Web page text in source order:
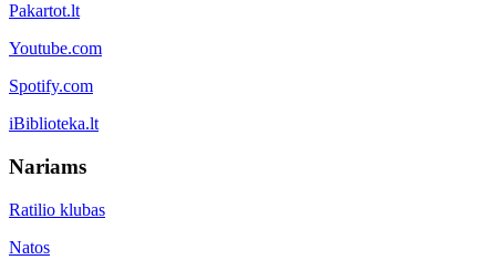
Pakartot.lt
Youtube.com
Spotify.com
iBiblioteka.lt
Nariams
Ratilio klubas
Natos